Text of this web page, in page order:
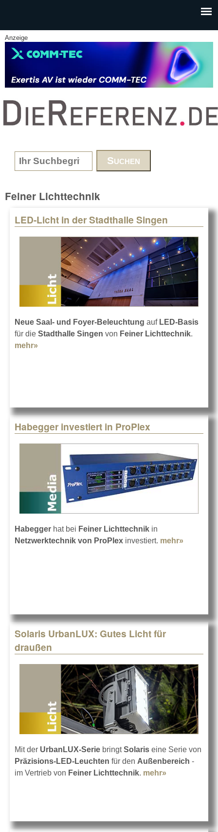
Anzeige
www.DieReferenz.de
Search form
Feiner Lichttechnik
LED-Licht in der Stadthalle Singen
Neue Saal- und Foyer-Beleuchtung auf LED-Basis
für die Stadthalle Singen von Feiner Lichttechnik.
mehr»
Habegger investiert in ProPlex
Habegger hat bei Feiner Lichttechnik in
Netzwerktechnik von ProPlex investiert. mehr»
Solaris UrbanLUX: Gutes Licht für
draußen
Mit der UrbanLUX-Serie bringtSolaris eine Serie von
Präzisions-LED-Leuchten für den Außenbereich -
im Vertrieb von Feiner Lichttechnik. mehr»
Pages